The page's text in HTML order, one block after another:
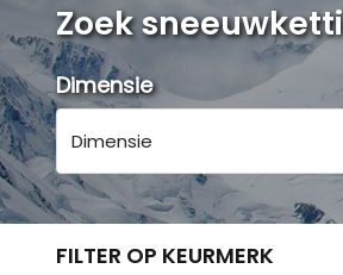
Zoek
Dimensie
FILTER OP KEURMERK